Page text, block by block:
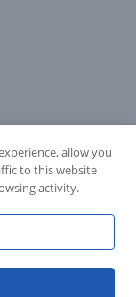
allow you
to this website
activity.